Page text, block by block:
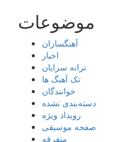
موضوعات
آهنگسازان
اخبار
ترانه سرایان
تک آهنگ ها
خوانندگان
دسته‌بندی نشده
رویداد ویژه
صفحه موسیقی
متفرقه